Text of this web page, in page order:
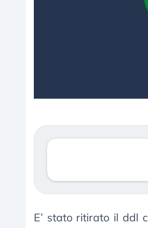
E’ stato ritirato il ddl